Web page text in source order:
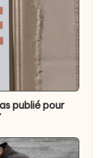
publié pour